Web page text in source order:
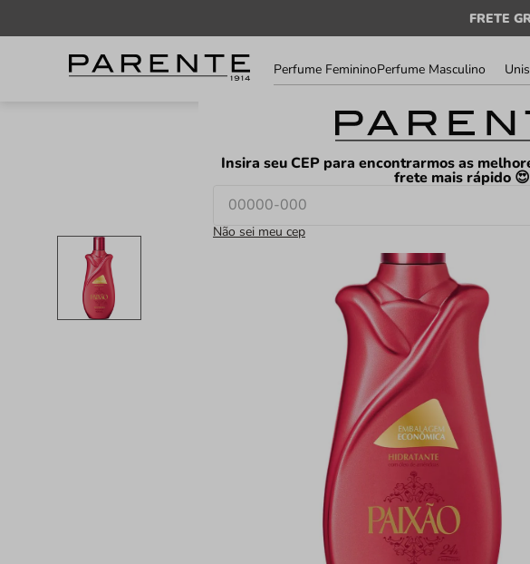
FRETE
LOJAS FAVORITOS
Informe
seu
CEP
Insira seu CEP para encontrarmos as
frete mais rápido 😍
Não sei meu cep
Perfume FemininoPerfume Masculino